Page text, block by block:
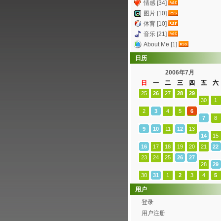
情感 [34]
图片 [10]
体育 [10]
音乐 [21]
About Me [1]
日历
2006年7月
日
一 二 三 四 五 六
25 26 27 28
29
30
1
2
3 4 5
6
7
8
9
10 11 12
13
14
15
16
17 18 19 20 21
22
23
24 25 26
27
28
29
30
31 1 2 3 4 5
用户
登录
用户注册